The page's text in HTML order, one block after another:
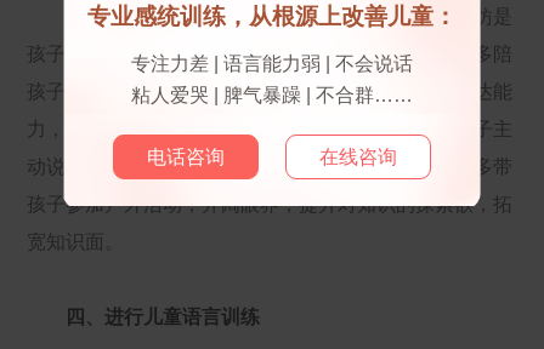
儿童十分擅长模仿，也很喜欢模仿大人说话，模仿是
孩子学习口语的重要基础，就算家长工作很繁忙也要多陪
孩子说话，从中学习说话的技巧，提高自身的语言表达能
力，为开口说话做准备。同时家长要有意识的引导孩子主
动说话，学会如何将意思清楚的表达出来。周末可以多带
孩子参加户外活动，开阔眼界，提升对知识的探索欲，拓
宽知识面。
四、进行儿童语言训练
专业感统训练，从根源上改善儿童：
专注力差 | 语言能力弱 | 不会说话
粘人爱哭 | 脾气暴躁 | 不合群……
电话咨询 在线咨询